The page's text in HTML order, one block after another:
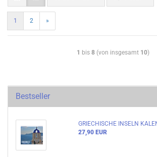
1 2 »
1 bis 8 (von insgesamt 10)
Bestseller
GRIECHISCHE INSELN
27,90 EUR